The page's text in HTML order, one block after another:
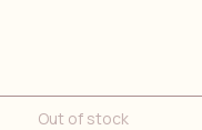
Out of stock